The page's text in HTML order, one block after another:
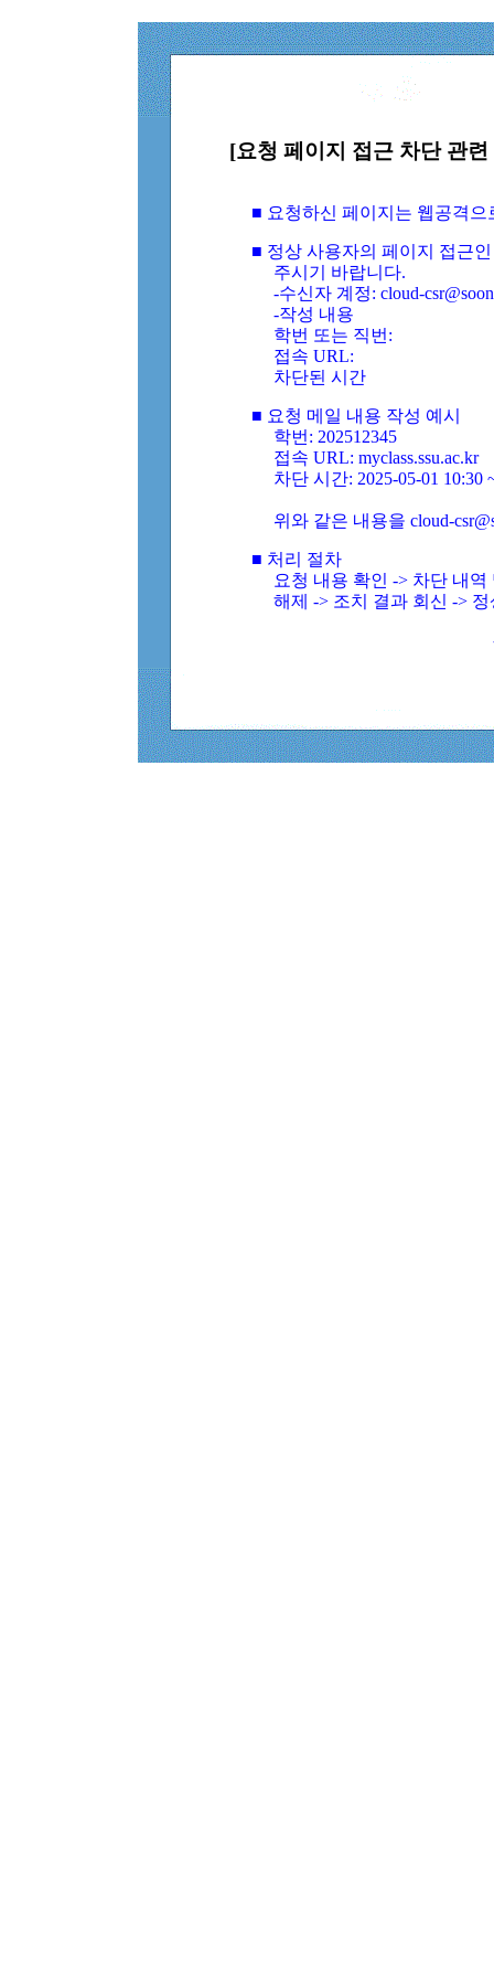
[요청 페이지 접근 차단 관
■ 요청하신 페이지는 웹공격
■ 정상 사용자의 페이지 접근
주시기 바랍니다.
-수신자 계정: cloud-
-작성 내용
학번 또는 직번:
접속 URL:
차단된 시간
■ 요청 메일 내용 작성 예시
학번: 202512345
접속 URL: myclass.ssu.ac.kr
차단 시간: 2025-05-01 10:30
위와 같은 내용을 cloud-
■ 처리 절차
요청 내용 확인 -> 차단 내
해제 -> 조치 결과 회신 ->